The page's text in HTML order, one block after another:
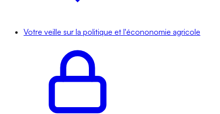
Votre veille sur la politique et l'écononomie agricole